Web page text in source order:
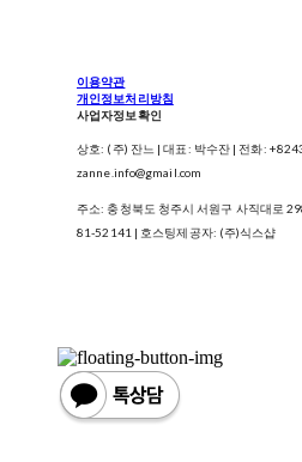
이용약관
개인정보처리방침
사업자정보확인
상호: (주) 잔느 | 대표: 박수잔 | 전화:
zanne.info@gmail.com
주소: 충청북도 청주시 서원구 사직대로
81-52141 | 호스팅제공자: (주)식스샵